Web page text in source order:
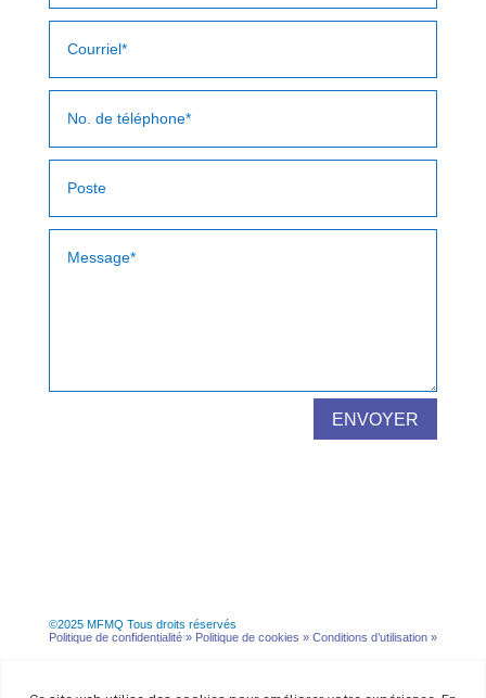
ENVOYER
©2025 MFMQ Tous droits réservés
Politique de confidentialité » Politique de cookies » Conditions d’utilisation »
Design et développement par Gia H. Trinh